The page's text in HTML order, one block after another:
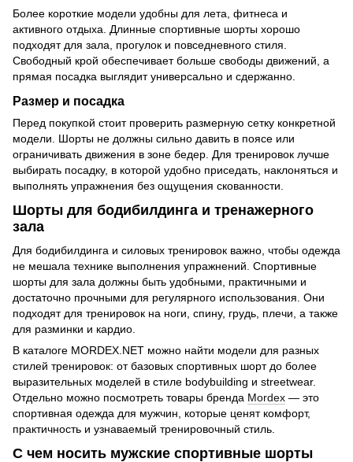
Более короткие модели удобны для лета, фитнеса и
активного отдыха. Длинные спортивные шорты хорошо
подходят для зала, прогулок и повседневного стиля.
Свободный крой обеспечивает больше свободы движений, а
прямая посадка выглядит универсально и сдержанно.
Размер и посадка
Перед покупкой стоит проверить размерную сетку конкретной
модели. Шорты не должны сильно давить в поясе или
ограничивать движения в зоне бедер. Для тренировок лучше
выбирать посадку, в которой удобно приседать, наклоняться и
выполнять упражнения без ощущения скованности.
Шорты для бодибилдинга и тренажерного
зала
Для бодибилдинга и силовых тренировок важно, чтобы одежда
не мешала технике выполнения упражнений. Спортивные
шорты для зала должны быть удобными, практичными и
достаточно прочными для регулярного использования. Они
подходят для тренировок на ноги, спину, грудь, плечи, а также
для разминки и кардио.
В каталоге MORDEX.NET можно найти модели для разных
стилей тренировок: от базовых спортивных шорт до более
выразительных моделей в стиле bodybuilding и streetwear.
Отдельно можно посмотреть товары бренда Mordex — это
спортивная одежда для мужчин, которые ценят комфорт,
практичность и узнаваемый тренировочный стиль.
С чем носить мужские спортивные шорты